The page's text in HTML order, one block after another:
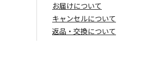
お届けについて
キャンセルについて
返品・交換について